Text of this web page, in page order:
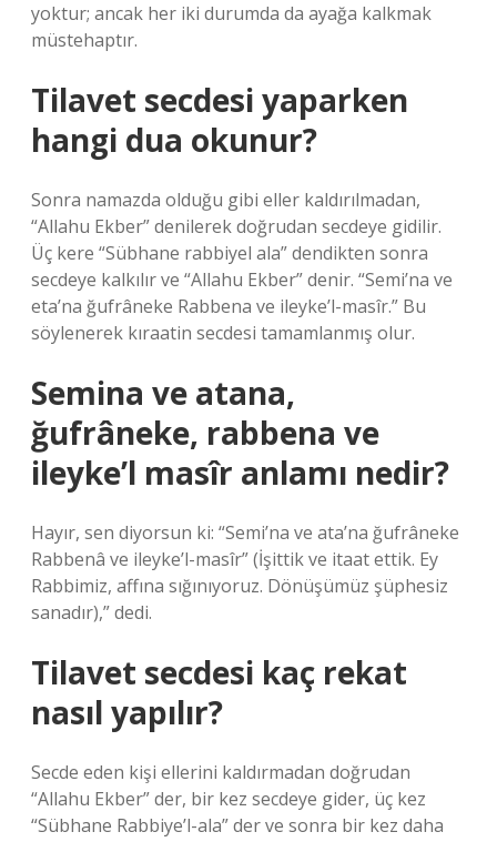
yoktur; ancak her iki durumda da ayağa kalkmak
müstehaptır.
Tilavet secdesi yaparken
hangi dua okunur?
Sonra namazda olduğu gibi eller kaldırılmadan,
“Allahu Ekber” denilerek doğrudan secdeye gidilir.
Üç kere “Sübhane rabbiyel ala” dendikten sonra
secdeye kalkılır ve “Allahu Ekber” denir. “Semi’na ve
eta’na ğufrâneke Rabbena ve ileyke’l-masîr.” Bu
söylenerek kıraatin secdesi tamamlanmış olur.
Semina ve atana,
ğufrâneke, rabbena ve
ileyke’l masîr anlamı nedir?
Hayır, sen diyorsun ki: “Semi’na ve ata’na ğufrâneke
Rabbenâ ve ileyke’l-masîr” (İşittik ve itaat ettik. Ey
Rabbimiz, affına sığınıyoruz. Dönüşümüz şüphesiz
sanadır),” dedi.
Tilavet secdesi kaç rekat
nasıl yapılır?
Secde eden kişi ellerini kaldırmadan doğrudan
“Allahu Ekber” der, bir kez secdeye gider, üç kez
“Sübhane Rabbiye’l-ala” der ve sonra bir kez daha